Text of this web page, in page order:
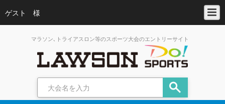
ゲスト 様
マラソン､トライアスロン等のスポーツ大会のエントリーサイト